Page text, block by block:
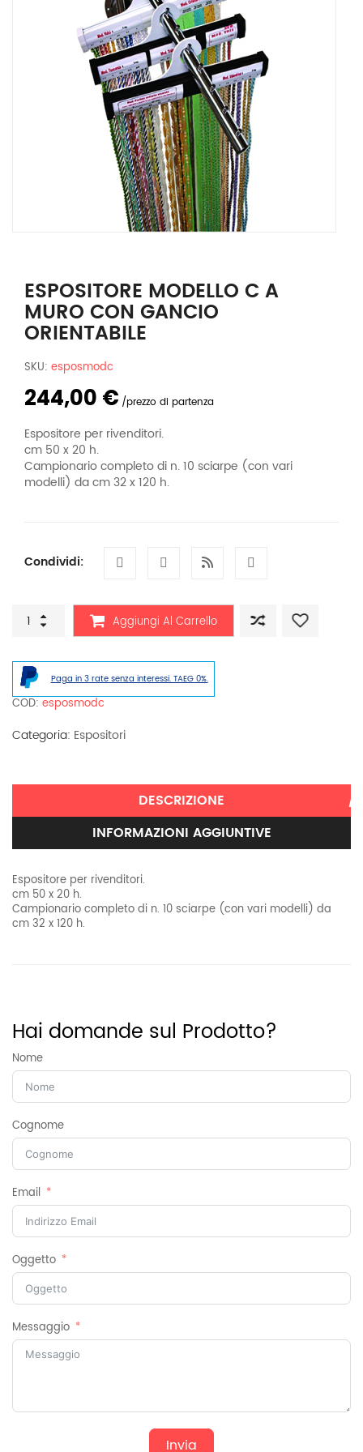
ESPOSITORE MODELLO C A
MURO CON GANCIO
ORIENTABILE
SKU: esposmodc
244,00 € prezzo di partenza
Espositore per rivenditori.
cm 50 x 20 h.
Campionario completo di n. 10 sciarpe (con vari
modelli) da cm 32 x 120 h.
Condividi:
Modello
muro
con
gancio
orientabile
quantità
Aggiungi Al Carrello
Paga in 3 rate senza interessi. TAEG 0%.
COD: esposmodc
Categoria: Espositori
DESCRIZIONE
INFORMAZIONI AGGIUNTIVE
Espositore per rivenditori.
cm 50 x 20 h.
Campionario completo di n. 10 sciarpe (con vari modelli) da
cm 32 x 120 h.
Hai domande sul Prodotto?
Nome
Cognome
Email
Oggetto
Messaggio
Invia